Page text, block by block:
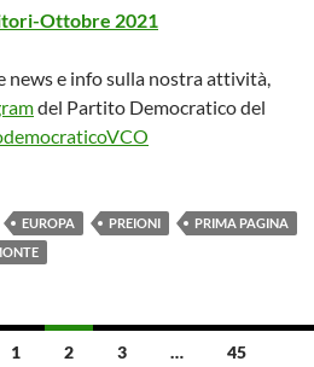
Ottobre 2021
news e info sulla nostra attività,
del Partito Democratico del
EUROPA PREIONI
PRIMA PAGINA
1 2 3 … 45